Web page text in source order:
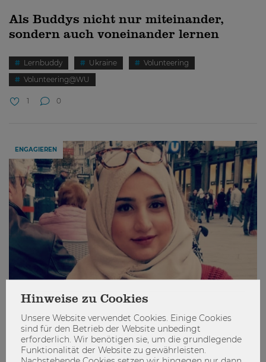
Als Buddys nicht nur miteinander,
sondern auch voneinander lernen
Lernbuddy Ukraine
Volunteering
Volunteering@WU
1 0
ENGAGIEREN
Die Sprache ist der Schlüssel
Hinweise zu Cookies
Unsere Website verwendet Cookies. Einige Cookies
sind für den Betrieb der Website unbedingt
erforderlich. Wir benötigen sie, um die grundlegende
Funktionalität der Website zu gewährleisten.